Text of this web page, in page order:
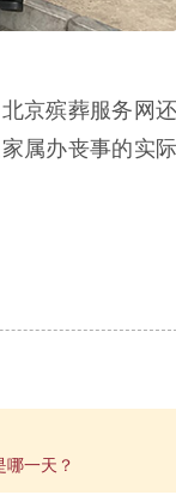
京殡葬服务网还
属办丧事的实际
哪一天？